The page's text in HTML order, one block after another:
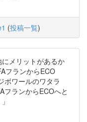
(投稿一覧)
メリットがあるか
フランからECO
ボワールのワタラ
フランからECOへと